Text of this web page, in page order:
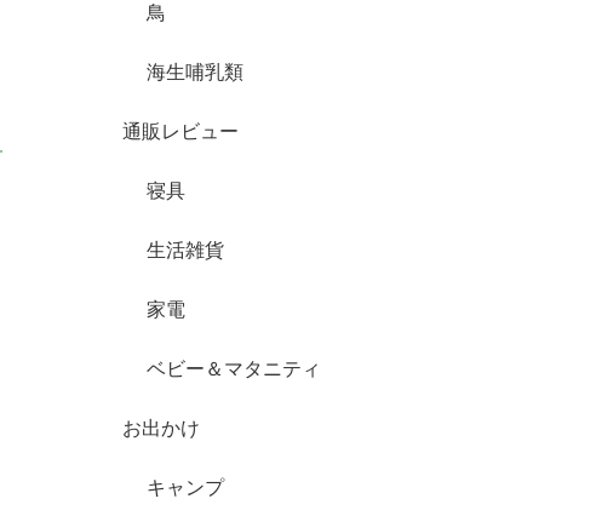
鳥
海生哺乳類
通販レビュー
寝具
生活雑貨
家電
ベビー＆マタニティ
お出かけ
キャンプ